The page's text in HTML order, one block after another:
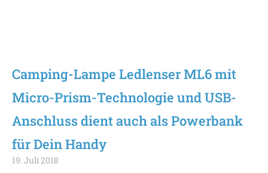
Camping-Lampe Ledlenser ML6 mit
Micro-Prism-Technologie und USB-
Anschluss dient auch als Powerbank
für Dein Handy
19. Juli 2018